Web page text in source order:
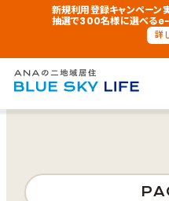
新規利用登録キャンペーン
抽選で300名様に選べる
詳